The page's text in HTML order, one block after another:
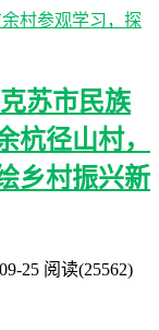
苏市民族
杭径山村，
乡村振兴新
25 阅读(25562)